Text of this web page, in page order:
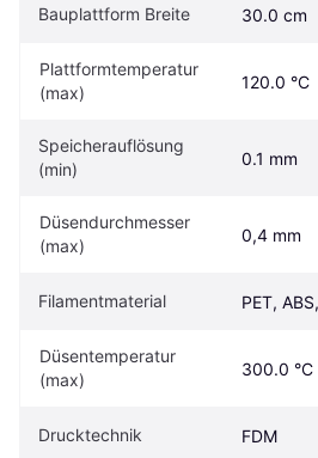
Bauplattform Breite 30.0 cm
Plattformtemperatur
(max)
120.0 °C
Speicherauflösung
(min)
0.1 mm
Düsendurchmesser
(max)
0,4 mm
Filamentmaterial PET,
Düsentemperatur
(max)
300.0 °C
Drucktechnik FDM